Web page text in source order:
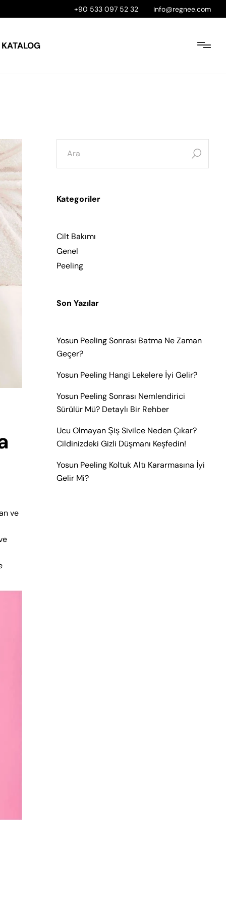
+90 533 097 52 32 info@regnee.com
KATALOG
ve
Kategoriler
Cilt Bakımı
Genel
Peeling
Son Yazılar
Yosun Peeling Sonrası Batma Ne Zaman
Geçer?
Yosun Peeling Hangi Lekelere İyi Gelir?
Yosun Peeling Sonrası Nemlendirici
Sürülür Mü? Detaylı Bir Rehber
Ucu Olmayan Şiş Sivilce Neden Çıkar?
Cildinizdeki Gizli Düşmanı Keşfedin!
Yosun Peeling Koltuk Altı Kararmasına İyi
Gelir Mi?